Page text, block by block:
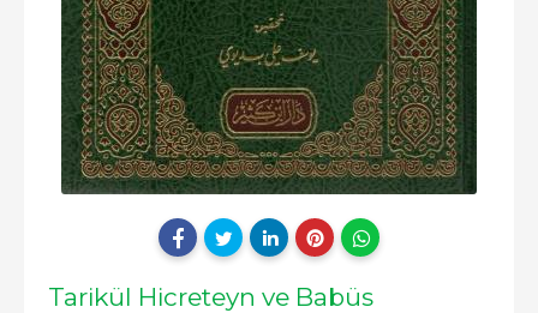
Tarikül Hicreteyn ve Babüs